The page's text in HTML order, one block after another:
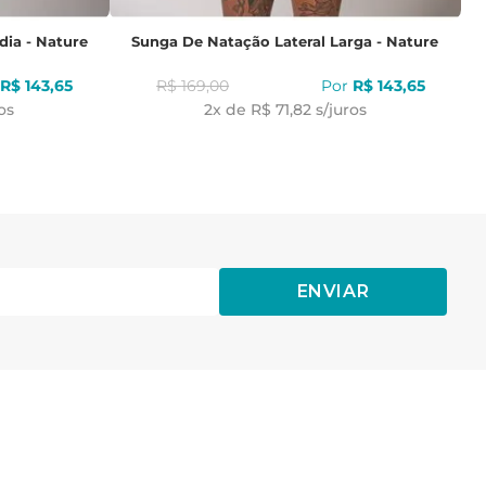
- Nature
R$ 143,65
Sunga De Natação Lateral Larga - Nature
R$ 169,00 R$ 143,65
2x de R$ 71,82 s/juros
ENVIAR